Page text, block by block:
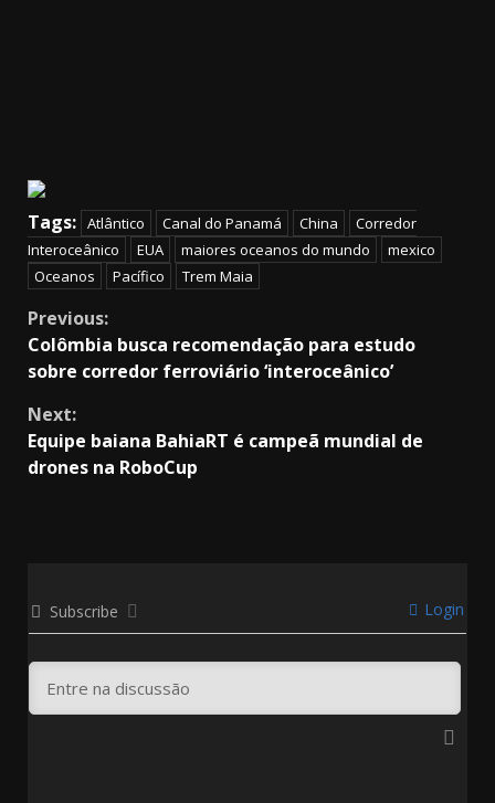
Tags: Atlântico Canal do Panamá China
Corredor
Interoceânico
EUA maiores oceanos do mundo
mexico
Oceanos
Pacífico Trem Maia
Continue
Reading
Previous:
Colômbia busca recomendação para estudo
sobre corredor ferroviário ‘interoceânico’
Next:
Equipe baiana BahiaRT é campeã mundial de
drones na RoboCup
Subscribe Login